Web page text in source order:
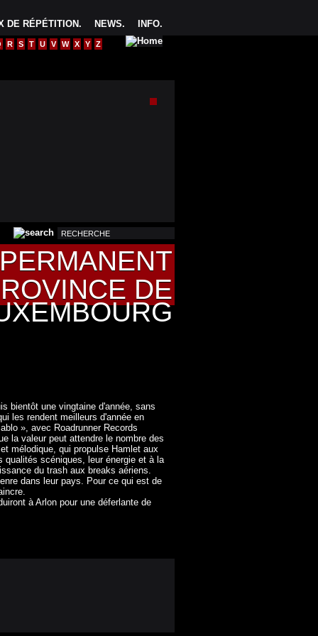
INFO.
NEWS.
DE RÉPÉTITION.
R S T U V W X Y Z
DE
bientôt une vingtaine d'année, sans
les rendent meilleurs d'année en
», avec Roadrunner Records
la valeur peut attendre le nombre des
mélodique, qui propulse Hamlet aux
scéniques, leur énergie et à la
du trash aux breaks aériens.
dans leur pays. Pour ce qui est de
à Arlon pour une déferlante de